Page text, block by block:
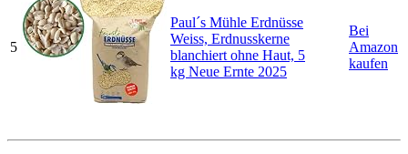
5
Paul´s Mühle Erdnüsse
Weiss, Erdnusskerne
blanchiert ohne Haut, 5
kg Neue Ernte 2025
Bei
Amazon
kaufen